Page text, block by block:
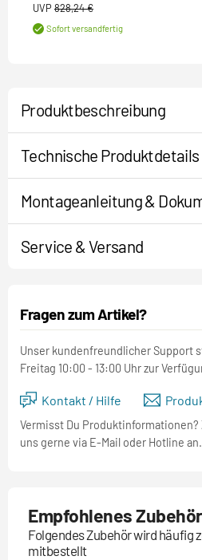
UVP 828,24 €
Sofort versandfertig
Produktbeschreibung
Technische Produktdetails
Montageanleitung &
Service & Versand
Fragen zum Artikel?
Unser kundenfreundlicher Support
Freitag 10:00 - 13:00 Uhr zur
Kontakt / Hilfe
Vermisst Du
uns gerne via E-Mail oder Hotline an.
Empfohlenes Zubehör
Folgendes Zubehör wird häufig
mitbestellt